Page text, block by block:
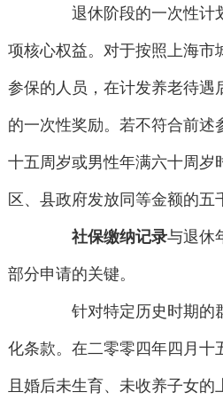
退休阶段的一次性计
项核心权益。对于按照上海市
参保的人员，在计发养老待遇
的一次性奖励。若不符合前述
十五周岁或男性年满六十周岁
区、县政府发放同等金额的五
社保缴纳记录与退休
部分申请的关键。
针对特定历史时期的
化条款。在二零零四年四月十
且婚后未生育、未收养子女